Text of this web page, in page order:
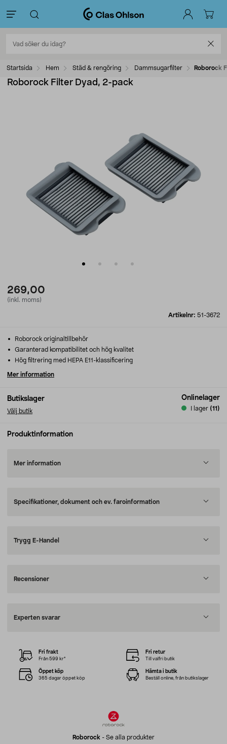
Startsida Hem Städ & rengöring Dammsugarfilter Roborock
Roborock Filter Dyad, 2-pack
269,00
(inkl. moms)
Artikelnr: 51-3672
Butikslager
Välj butik
Onlinelager
I lager (11)
Roborock originaltillbehör
Garanterad kompatibilitet och hög kvalitet
Hög filtrering med HEPA E11-klassificering
Mer information
Produktinformation
Mer information
Specifikationer, dokument och ev. faroinformation
Trygg E-Handel
Recensioner
Experten svarar
Roborock - Se alla produkter
Fri frakt
Från 599 kr*
Fri retur
Till valfri butik
Öppet köp
365 dagar öppet köp
Hämta i butik
Beställ online, från butikslager